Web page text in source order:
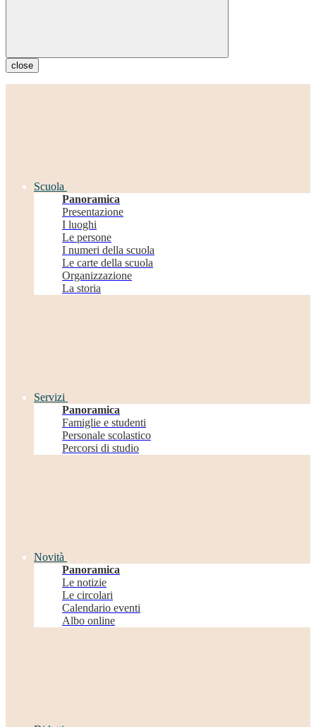
close
Scuola
Panoramica
Presentazione
I luoghi
Le persone
I numeri della scuola
Le carte della scuola
Organizzazione
La storia
Servizi
Panoramica
Famiglie e studenti
Personale scolastico
Percorsi di studio
Novità
Panoramica
Le notizie
Le circolari
Calendario eventi
Albo online